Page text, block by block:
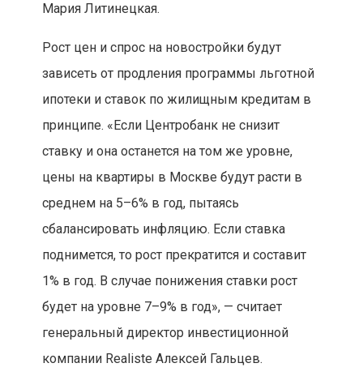
Мария Литинецкая.
Рост цен и спрос на новостройки будут
зависеть от продления программы льготной
ипотеки и ставок по жилищным кредитам в
принципе. «Если Центробанк не снизит
ставку и она останется на том же уровне,
цены на квартиры в Москве будут расти в
среднем на 5–6% в год, пытаясь
сбалансировать инфляцию. Если ставка
поднимется, то рост прекратится и составит
1% в год. В случае понижения ставки рост
будет на уровне 7–9% в год», — считает
генеральный директор инвестиционной
компании Realiste Алексей Гальцев.